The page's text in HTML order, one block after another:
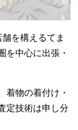
を構えるてま
を中心に出張・
着物の着付け・
定技術は申し分